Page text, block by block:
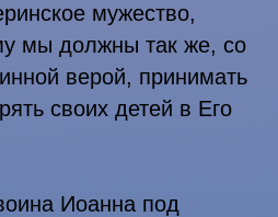
мужество,
мы должны так же, со
верой, принимать
своих детей в Его
Иоанна под